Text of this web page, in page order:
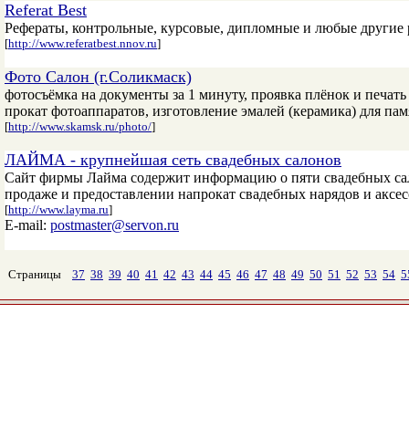
Referat Best
Рефераты, контрольные, курсовые, дипломные и любые
[http://www.referatbest.nnov.ru]
Фото Салон (г.Соликмаск)
фотосъёмка на документы за 1 минуту, проявка плёнок и
прокат фотоаппаратов, изготовление эмалей (керамика) для
[http://www.skamsk.ru/photo/]
ЛАЙМА - крупнейшая сеть свадебных салонов
Сайт фирмы Лайма содержит информацию о пяти свадебных
продаже и предоставлении напрокат свадебных нарядов и
[http://www.layma.ru]
E-mail: postmaster@servon.ru
Страницы 37 38 39 40 41 42 43 44 45 46 47 48 49 50 51 52 53 54